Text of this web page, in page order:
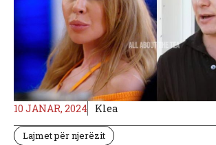
10 JANAR, 2024 Klea
Lajmet për njerëzit